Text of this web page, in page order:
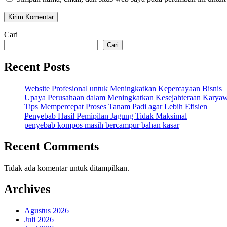
Cari
Cari
Recent Posts
Website Profesional untuk Meningkatkan Kepercayaan Bisnis
Upaya Perusahaan dalam Meningkatkan Kesejahteraan
Tips Mempercepat Proses Tanam Padi agar Lebih Efisien
Penyebab Hasil Pemipilan Jagung Tidak Maksimal
penyebab kompos masih bercampur bahan kasar
Recent Comments
Tidak ada komentar untuk ditampilkan.
Archives
Agustus 2026
Juli 2026